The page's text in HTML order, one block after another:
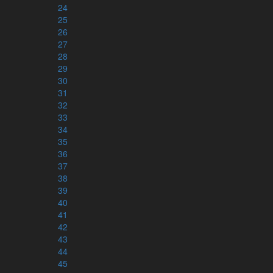
24
25
26
27
28
29
30
31
32
33
34
35
36
37
38
39
40
41
42
43
44
45
Tidslinje
Familjeträd
Grundtexten
Interlinjär version
Grekiskt/Svenskt lexikon
Arameiskt/svenskt lexikon
Hebreiskt/svenskt lexikon
Kategorier
Hebreiska alfabetet
Grekiska alfabetet
Tryckta utgåvor
Helbibel
NT+ (tre olika färger)